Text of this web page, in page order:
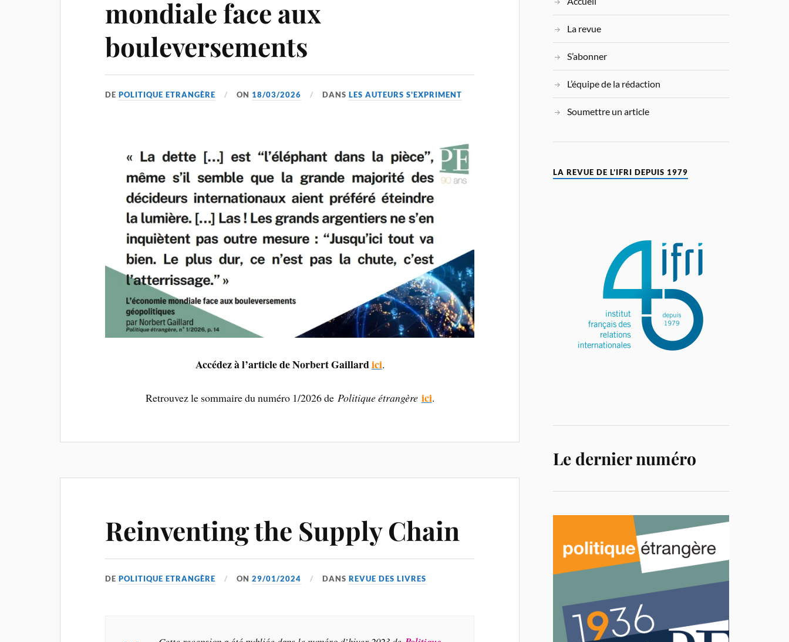
mondiale face aux
bouleversements
DEPOLITIQUE ETRANGÈRE ON 18/03/2026 DANSLES AUTEURS S'EXPRIMENT
Accédez à l’article de Norbert Gaillardici.
Retrouvez le sommaire du numéro 1/2026 de Politique étrangère ici.
Reinventing the Supply Chain
DEPOLITIQUE ETRANGÈRE ON29/01/2024 DANSREVUE DES LIVRES
La revue
S’abonner
L’équipe de la rédaction
Soumettre un article
LA REVUE DE L’IFRI DEPUIS 1979
Le dernier numéro